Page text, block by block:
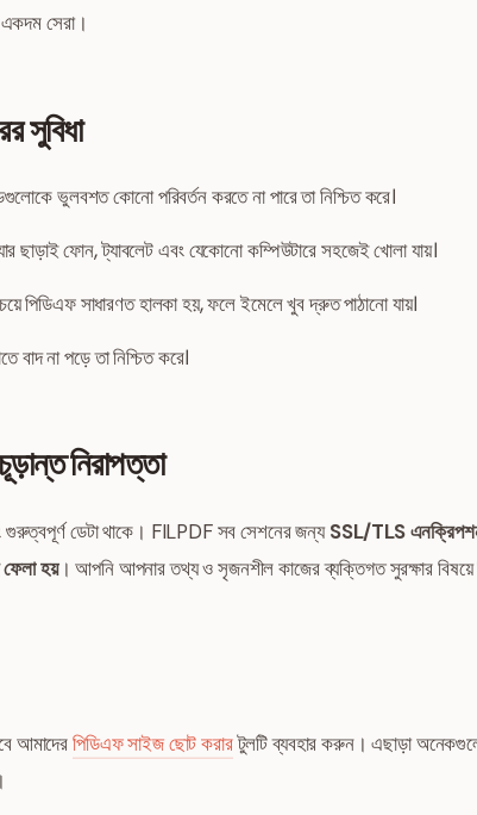
একদম সেরা।
সুবিধা
ভুলবশত কোনো পরিবর্তন করতে না পারে তা নিশ্চিত করে।
ফোন, ট্যাবলেট এবং যেকোনো কম্পিউটারে সহজেই খোলা যায়।
পিডিএফ সাধারণত হালকা হয়, ফলে ইমেলে খুব দ্রুত পাঠানো যায়।
বাদ না পড়ে তা নিশ্চিত করে।
নিরাপত্তা
গুরুত্বপূর্ণ ডেটা থাকে। FILPDF সব সেশনের জন্যSSL/TLS
ফেলা হয়। আপনি আপনার তথ্য ও সৃজনশীল কাজের ব্যক্তিগত সুরক্ষার বিষয়ে
আমাদেরপিডিএফ সাইজ ছোট করারটুলটি ব্যবহার করুন। এছাড়া